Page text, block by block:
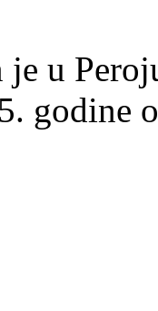
u
godine